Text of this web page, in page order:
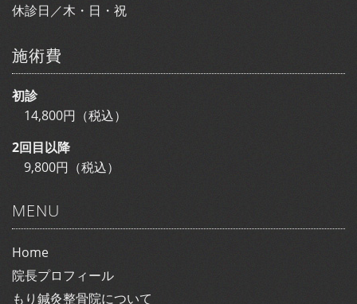
休診日／木・日・祝
施術費
初診
14,800円（税込）
2回目以降
9,800円（税込）
MENU
Home
院長プロフィール
もり鍼灸整骨院について